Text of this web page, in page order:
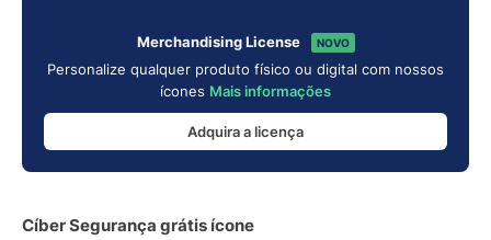
Merchandising License NOVO
Personalize qualquer produto físico ou digital com nossos
ícones Mais informações
Adquira a licença
Cíber Segurança grátis ícone